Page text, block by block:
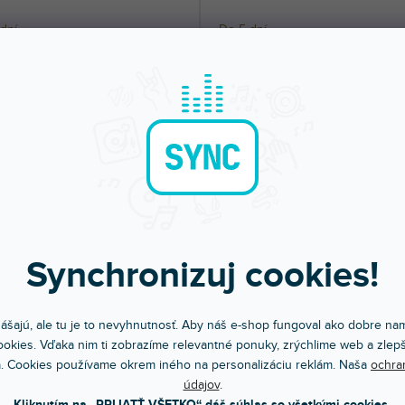
Synchronizuj cookies!
ale tu je to nevyhnutnosť. Aby náš e-shop fungoval ako dobre
Vďaka nim ti zobrazíme relevantné ponuky, zrýchlime web a
Cookies používame okrem iného na personalizáciu reklám. Naša
údajov.
Do 5 dní
57,60 €
Prime FULL COLORS
Orange
Skin SC6000 Prime FULL
Stone Beige
Do 5 dní